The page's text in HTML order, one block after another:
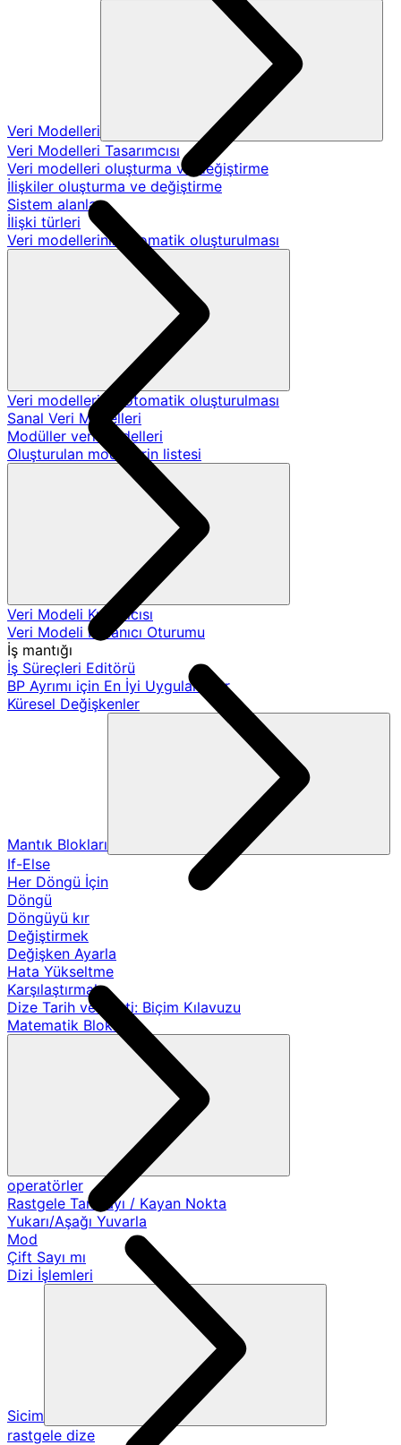
Veri Modelleri
Veri Modelleri Tasarımcısı
Veri modelleri oluşturma ve değiştirme
İlişkiler oluşturma ve değiştirme
Sistem alanları
İlişki türleri
Veri modellerinin otomatik oluşturulması
Veri modellerinin otomatik oluşturulması
Sanal Veri Modelleri
Modüller veri modelleri
Oluşturulan modellerin listesi
Veri Modeli Kullanıcısı
Veri Modeli Kullanıcı Oturumu
İş mantığı
İş Süreçleri Editörü
BP Ayrımı için En İyi Uygulamalar
Küresel Değişkenler
Mantık Blokları
If-Else
Her Döngü İçin
Döngü
Döngüyü kır
Değiştirmek
Değişken Ayarla
Hata Yükseltme
Karşılaştırmak
Dize Tarih ve Saati: Biçim Kılavuzu
Matematik Blokları
operatörler
Rastgele Tamsayı / Kayan Nokta
Yukarı/Aşağı Yuvarla
Mod
Çift Sayı mı
Dizi İşlemleri
Sicim
rastgele dize